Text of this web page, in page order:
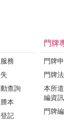
務
查詢
本
記
門牌
門牌
門牌
本所
編資訊
門牌